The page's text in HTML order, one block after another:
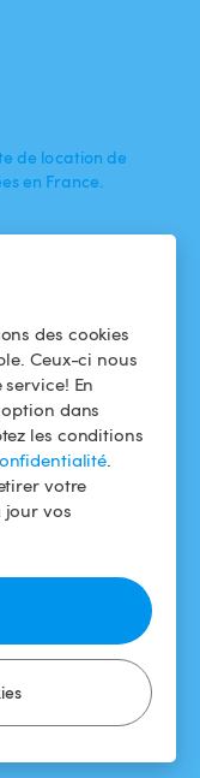
des cookies
Ceux-ci nous
En
dans
les conditions
.
votre
jour vos
de location de
en France.
Conditions
d'utilisation
Politique de
confidentialité
Mentions légales